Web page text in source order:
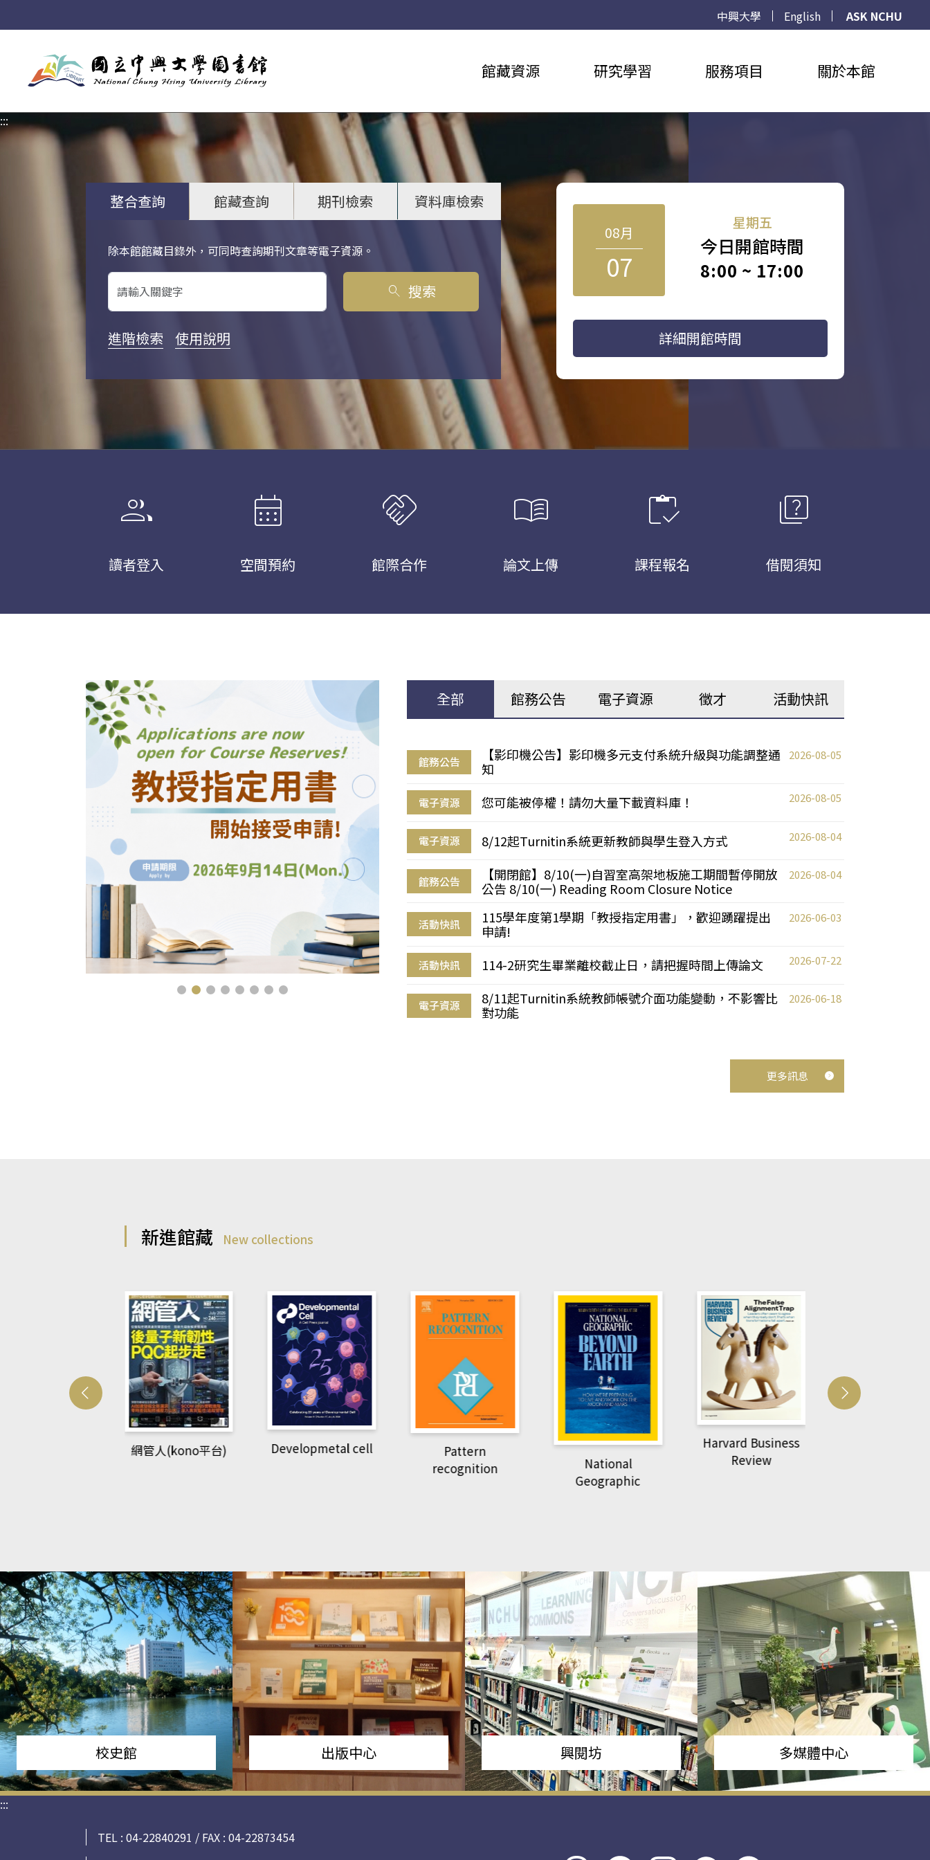
中興大學 English
ASK NCHU
館藏資源 研究學習 服務項目 關於本館
:::
整合查詢 館藏查詢 期刊檢索 資料庫檢索
除本館館藏目錄外，可同時查詢期刊文章等電子資源。
關鍵字搜尋
search 搜索
進階檢索 使用說明
08月
07
星期五
今日開館時間
8:00 ~ 17:00
詳細開館時間
group
讀者登入
calendar_month
空間預約
handshake
館際合作
menu_book
論文上傳
inventory
課程報名
quiz
借閱須知
全部 館務公告 電子資源 徵才 活動快訊
館務公告
【影印機公告】影印機多元支付系統升級與功能調整通
知
2026-08-05
電子資源 您可能被停權！請勿大量下載資料庫！ 2026-08-05
電子資源 8/12起Turnitin系統更新教師與學生登入方式 2026-08-04
館務公告
【開閉館】8/10(一)自習室高架地板施工期間暫停開放
公告 8/10(一) Reading Room Closure Notice
2026-08-04
活動快訊
115學年度第1學期「教授指定用書」，歡迎踴躍提出
申請!
2026-06-03
活動快訊 114-2研究生畢業離校截止日，請把握時間上傳論文 2026-07-22
電子資源
8/11起Turnitin系統教師帳號介面功能變動，不影響比
對功能
2026-06-18
更多訊息
新進館藏 New collections
網管人(kono平台) Developmetal cell
Pattern
recognition
National
Geographic
Harvard Business
Review
校史館 出版中心 興閱坊 多媒體中心
:::
TEL : 04-22840291 / FAX : 04-22873454